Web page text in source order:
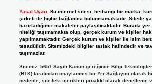
Yasal Uyarı: Bu internet sitesi, herhangi bir marka,
şirketi ile hiçbir bağlantısı bulunmamaktadır. Sitede
hazırladığımız makaleler paylaşılmaktadır. Burada
niteliği taşımamakta olup, gerçek kurum ve kişiler
yapılmamaktadır. Gerçek kurum ve kişiler ile isim
tesadüfidir. Sitemizdeki bilgiler taslak halindedir ve
taşımazlar.
Sitemiz, 5651 Sayılı Kanun gereğince Bilgi
(BTK) tarafından onaylanmış bir Yer Sağlayıcı olarak
nedenle, sitedeki içerikleri proaktif olarak denetleme